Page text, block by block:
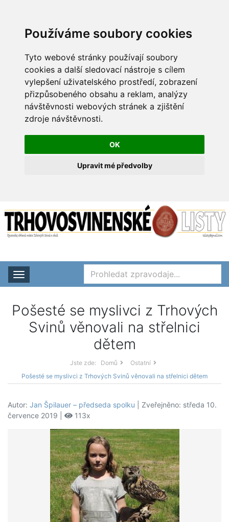
Používáme soubory cookies
Tyto webové stránky používají soubory
cookies a další sledovací nástroje s cílem
vylepšení uživatelského prostředí, zobrazení
přizpůsobeného obsahu a reklam, analýzy
návštěvnosti webových stránek a zjištění
zdroje návštěvnosti.
OK
Upravit mé předvolby
Rozbalit nabídku
Pošesté se myslivci z Trhových
Svinů věnovali na střelnici
dětem
Jste zde: Domů
Ostatní
Pošesté se myslivci z Trhových Svinů věnovali na střelnici dětem
Autor: Jan Špilauer – předseda spolku | Zveřejněno: středa 10.
července 2019 |
113x